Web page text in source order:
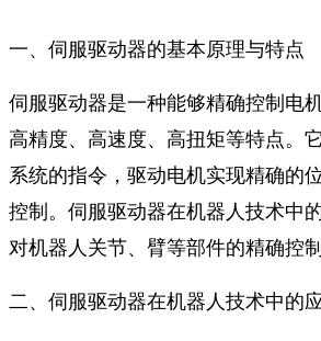
一、伺服驱动器的基本原理与特点
伺服驱动器是一种能够精确控制电
高精度、高速度、高扭矩等特点。
系统的指令，驱动电机实现精确的
控制。伺服驱动器在机器人技术中
对机器人关节、臂等部件的精确控制
二、伺服驱动器在机器人技术中的